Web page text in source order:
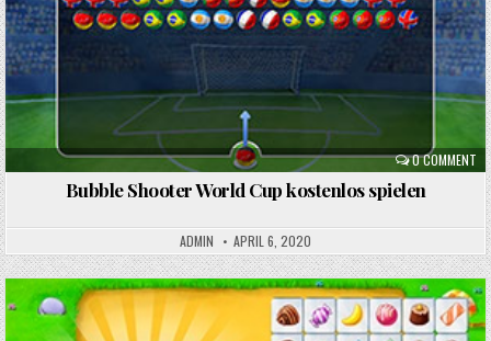
0 COMMENT
Bubble Shooter World Cup kostenlos spielen
ADMIN APRIL 6, 2020
Posted